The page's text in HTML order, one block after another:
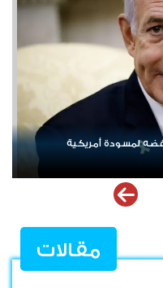
ضربات على جنوب لبنان
مقالات